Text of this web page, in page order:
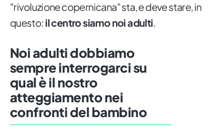
"rivoluzione copernicana" sta, e deve stare, in
questo: il centro siamo noi adulti.
Noi adulti dobbiamo
sempre interrogarci su
qual è il nostro
atteggiamento nei
confronti del bambino